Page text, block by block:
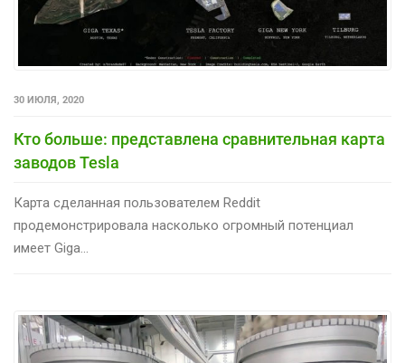
30 ИЮЛЯ, 2020
Кто больше: представлена сравнительная карта
заводов Tesla
Карта сделанная пользователем Reddit
продемонстрировала насколько огромный потенциал
имеет Giga...